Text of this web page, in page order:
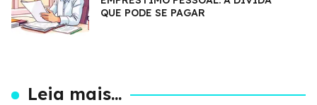
QUE PODE SE PAGAR
Leia mais...